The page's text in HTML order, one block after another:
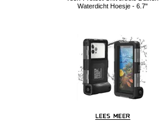
Waterdicht Hoesje - 6.7"